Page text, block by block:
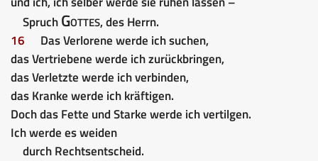
SpruchGottes, des Herrn.
16
Das Verlorene werde ich suchen,
das Vertriebene werde ich zurückbringen,
das Verletzte werde ich verbinden,
das Kranke werde ich kräftigen.
Doch das Fette und Starke werde ich vertilgen.
Ich werde es weiden
durch Rechtsentscheid.